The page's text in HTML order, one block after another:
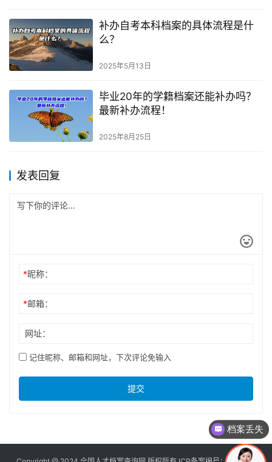
补办自考本科档案的具体流程是什
么？
2025年5月13日
毕业20年的学籍档案还能补办吗？
最新补办流程！
2025年8月25日
发表回复
*昵称：
*邮箱：
网址：
记住昵称、邮箱和网址，下次评论免输入
提交
档案丢失